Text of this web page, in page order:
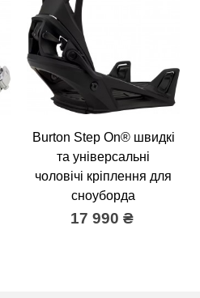
Burton Step On® швидкі
та універсальні
чоловічі кріплення для
сноуборда
17 990 ₴